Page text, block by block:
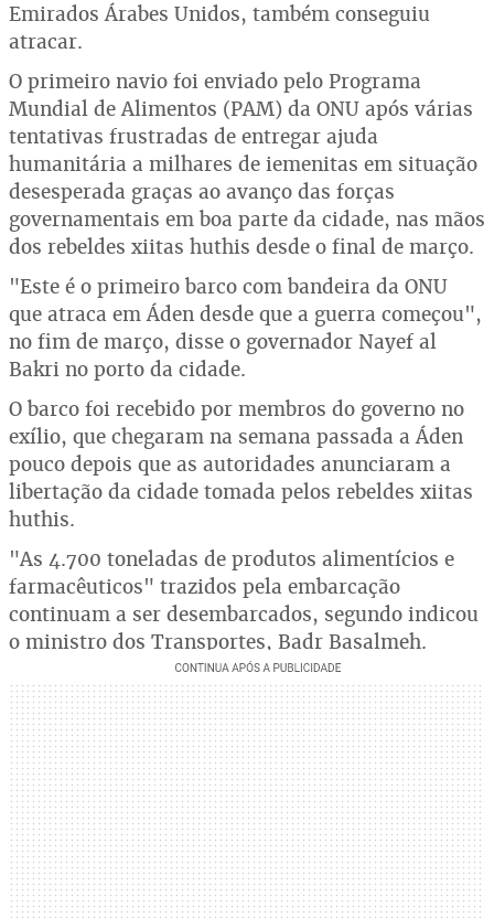
Emirados Árabes Unidos, também conseguiu
atracar.
O primeiro navio foi enviado pelo Programa
Mundial de Alimentos (PAM) da ONU após várias
tentativas frustradas de entregar ajuda
humanitária a milhares de iemenitas em situação
desesperada graças ao avanço das forças
governamentais em boa parte da cidade, nas mãos
dos rebeldes xiitas huthis desde o final de março.
"Este é o primeiro barco com bandeira da ONU
que atraca em Áden desde que a guerra começou",
no fim de março, disse o governador Nayef al
Bakri no porto da cidade.
O barco foi recebido por membros do governo no
exílio, que chegaram na semana passada a Áden
pouco depois que as autoridades anunciaram a
libertação da cidade tomada pelos rebeldes xiitas
huthis.
"As 4.700 toneladas de produtos alimentícios e
farmacêuticos" trazidos pela embarcação
continuam a ser desembarcados, segundo indicou
o ministro dos Transportes, Badr Basalmeh.